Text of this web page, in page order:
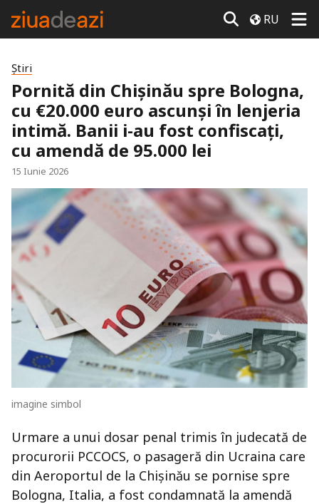
RU
Știri
Pornită din Chișinău spre Bologna,
cu €20.000 euro ascunși în lenjeria
intimă. Banii i-au fost confiscați,
cu amendă de 95.000 lei
15 Iunie 2026
imagine simbol
Urmare a unui dosar penal trimis în judecată de
procurorii PCCOCS, o pasageră din Ucraina care
din Aeroportul de la Chișinău se pornise spre
Bologna, Italia, a fost condamnată la amendă